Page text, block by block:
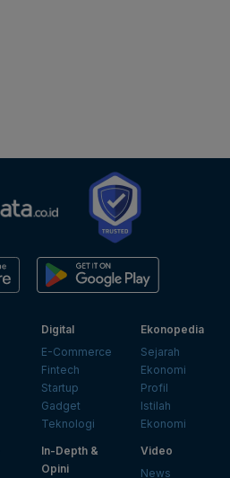
Digital
E-Commerce
Fintech
Startup
Gadget
Teknologi
Ekonopedia
Sejarah
Ekonomi
Profil
Istilah
Ekonomi
In-Depth &
Opini
Video
News